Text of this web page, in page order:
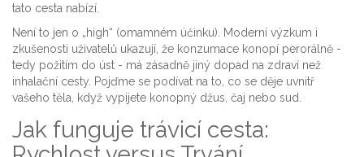
tato cesta nabízí.
Není to jen o „high“ (omamném účinku). Moderní výzkum i
zkušenosti uživatelů ukazují, že konzumace konopí perorálně -
tedy požitím do úst - má zásadně jiný dopad na zdraví než
inhalační cesty. Pojďme se podívat na to, co se děje uvnitř
vašeho těla, když vypijete konopný džus, čaj nebo sud.
Jak funguje trávicí cesta: